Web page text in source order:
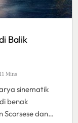
Balik
11 Mins
sinematik
benak
Scorsese dan…